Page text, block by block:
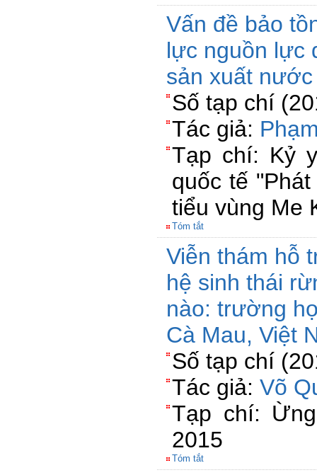
Vấn đề bảo
lực nguồn lực
sản xuất
Số tạp chí
Tác giả:
Tạp chí: Kỷ
quốc tế
tiểu vùng Me
Tóm tắt
Viễn thám hỗ
hệ sinh thái
nào: trường
Cà Mau, Việt
Số tạp chí
Tác giả: Võ
Tạp chí:
2015
Tóm tắt